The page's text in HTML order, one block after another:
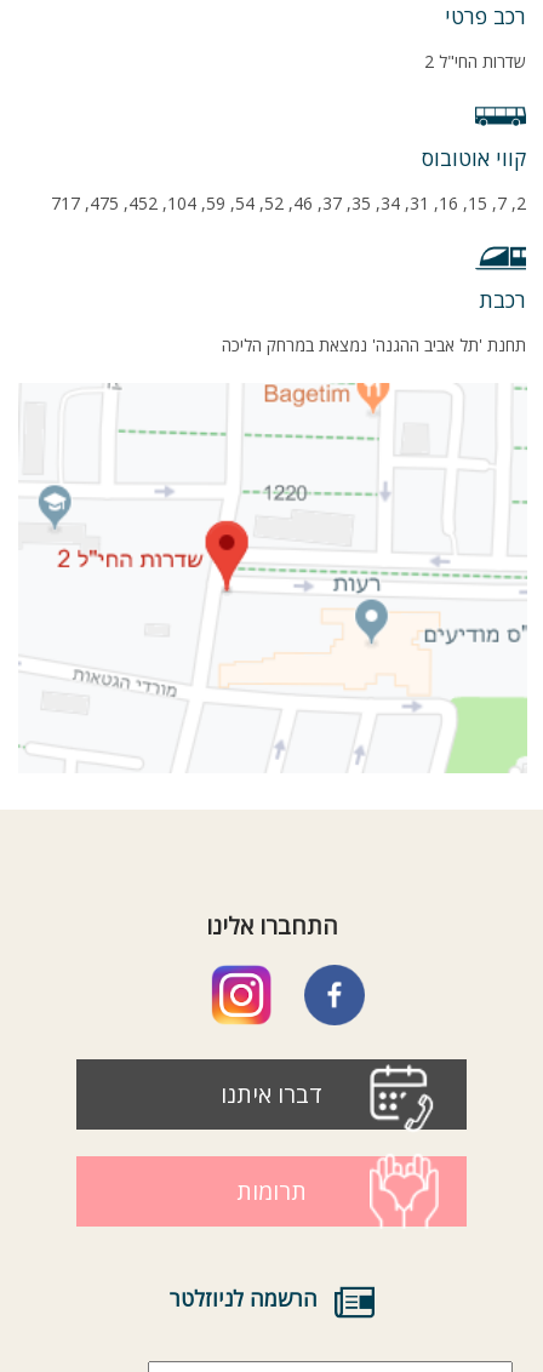
רכב פרטי
שדרות החי"ל 2
קווי אוטובוס
2, 7, 15, 16, 31, 34, 35, 37, 46, 52, 54, 59, 104, 452, 475, 717
רכבת
תחנת 'תל אביב ההגנה' נמצאת במרחק הליכה
התחברו אלינו
דברו איתנו
תרומות
הרשמה לניוזלטר